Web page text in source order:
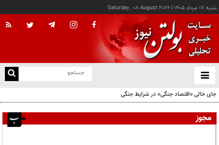
شنبه ۱۷ مرداد ۱۴۰۵ |
Saturday , 08 August 2026
باز
و
جای خالی «اقتصاد جنگی» در شرایط جنگی
مجوز